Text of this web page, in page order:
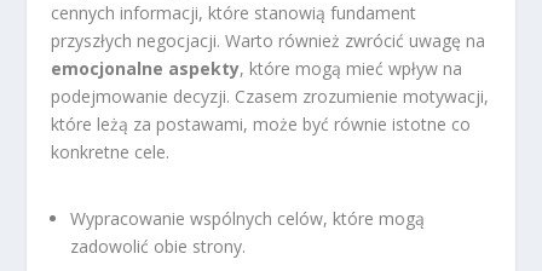
cennych informacji, które stanowią fundament
przyszłych negocjacji. Warto również zwrócić uwagę na
emocjonalne aspekty, które mogą mieć wpływ na
podejmowanie decyzji. Czasem zrozumienie motywacji,
które leżą za postawami, może być równie istotne co
konkretne cele.
Wypracowanie wspólnych celów, które mogą
zadowolić obie strony.